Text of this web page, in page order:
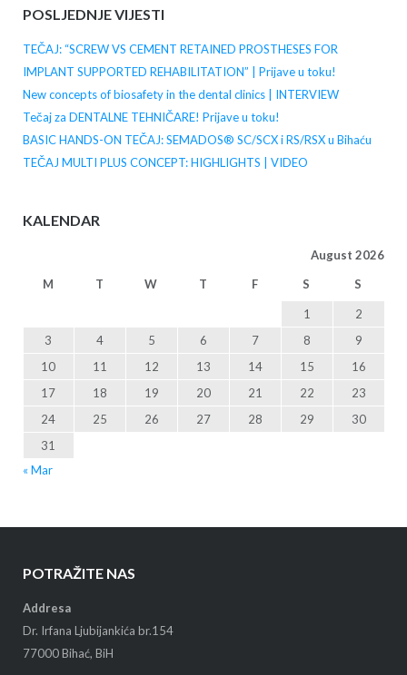
POSLJEDNJE VIJESTI
TEČAJ: “SCREW VS CEMENT RETAINED PROSTHESES FOR
IMPLANT SUPPORTED REHABILITATION” | Prijave u toku!
New concepts of biosafety in the dental clinics | INTERVIEW
Tečaj za DENTALNE TEHNIČARE! Prijave u toku!
BASIC HANDS-ON TEČAJ: SEMADOS® SC/SCX i RS/RSX u Bihaću
TEČAJ MULTI PLUS CONCEPT: HIGHLIGHTS | VIDEO
KALENDAR
August 2026
M T W T F S S
1
2
3
4 5 6 7 8
9
10
11 12 13 14 15
16
17
18 19 20 21 22
23
24
25 26 27 28 29
30
31
« Mar
POTRAŽITE NAS
Addresa
Dr. Irfana Ljubijankića br.154
77000 Bihać, BiH